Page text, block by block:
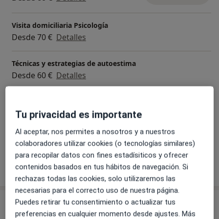
Visita domiciliaria Psicología
Desde 70 € Detalles
Técnicas y estrategias de autoestima
Desde 60 € Detalles
60 € Detalles
+ 16 servicios
¿Cómo funcionan los precios?
Consultas (2)
Tu privacidad es importante
Al aceptar, nos permites a nosotros y a nuestros
colaboradores utilizar cookies (o tecnologías similares)
para recopilar datos con fines estadísiticos y ofrecer
contenidos basados en tus hábitos de navegación. Si
rechazas todas las cookies, solo utilizaremos las
necesarias para el correcto uso de nuestra página.
Puedes retirar tu consentimiento o actualizar tus
preferencias en cualquier momento desde ajustes. Más